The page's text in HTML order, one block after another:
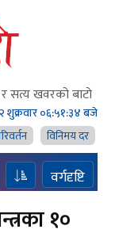
सत्य खवरको बाटाे
शुक्रवार०६:५१:३५ बजे
विनिमय दर
वर्गदृष्टि
१०